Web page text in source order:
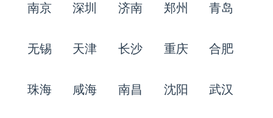
南京 深圳 济南 郑州 青岛
无锡 天津 长沙 重庆 合肥
珠海 咸海 南昌 沈阳 武汉